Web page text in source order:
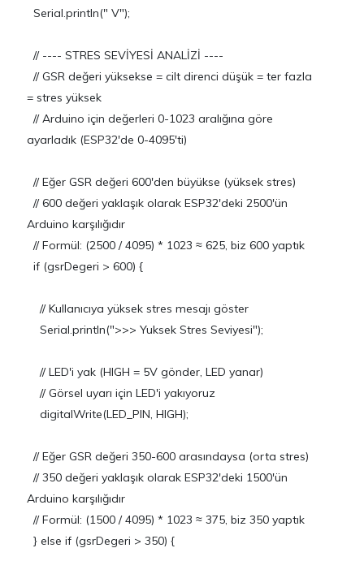
Serial.println(" V");
// ---- STRES SEVİYESİ ANALİZİ ----
// GSR değeri yüksekse = cilt direnci düşük = ter fazla
= stres yüksek
// Arduino için değerleri 0-1023 aralığına göre
ayarladık (ESP32'de 0-4095'ti)
// Eğer GSR değeri 600'den büyükse (yüksek stres)
// 600 değeri yaklaşık olarak ESP32'deki 2500'ün
Arduino karşılığıdır
// Formül: (2500 / 4095) * 1023 ≈ 625, biz 600 yaptık
if (gsrDegeri > 600) {
// Kullanıcıya yüksek stres mesajı göster
Serial.println(">>> Yuksek Stres Seviyesi");
// LED'i yak (HIGH = 5V gönder, LED yanar)
// Görsel uyarı için LED'i yakıyoruz
digitalWrite(LED_PIN, HIGH);
// Eğer GSR değeri 350-600 arasındaysa (orta stres)
// 350 değeri yaklaşık olarak ESP32'deki 1500'ün
Arduino karşılığıdır
// Formül: (1500 / 4095) * 1023 ≈ 375, biz 350 yaptık
} else if (gsrDegeri > 350) {